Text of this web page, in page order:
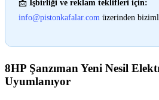
📩 İşbirliği ve reklam teklifleri için:
info@pistonkafalar.com üzerinden
8HP Şanzıman Yeni Nesil
Uyumlanıyor